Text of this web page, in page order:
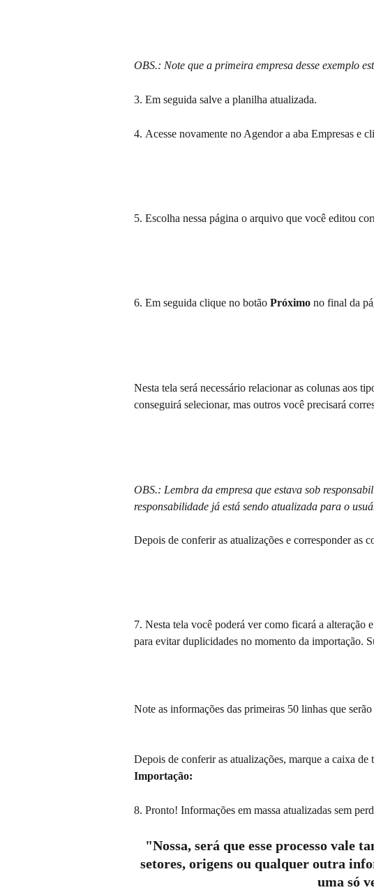
OBS.: Note que a primeira empresa desse exemplo
3. Em seguida salve a planilha atualizada.
4. Acesse novamente no Agendor a aba Empresas e
5. Escolha nessa página o arquivo que você editou
6. Em seguida clique no botão Próximo no final da
Nesta tela será necessário relacionar as colunas aos
conseguirá selecionar, mas outros você precisará
OBS.: Lembra da empresa que estava sob
responsabilidade já está sendo atualizada para o
Depois de conferir as atualizações e corresponder as
7. Nesta tela você poderá ver como ficará a alteração
para evitar duplicidades no momento da importação.
Note as informações das primeiras 50 linhas que
Depois de conferir as atualizações, marque a caixa
Importação:
8. Pronto! Informações em massa atualizadas sem
"Nossa, será que esse processo vale
setores, origens ou qualquer outra
uma só